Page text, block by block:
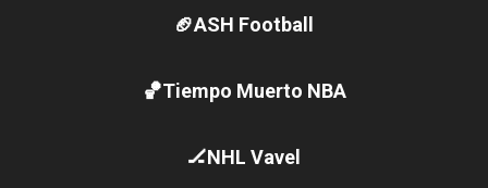
EFA y AFLE 2026 - Regular season
Grandes éxitos por fin para Chelsea Green, Chad
🏈ASH Football
🏀Tiempo Muerto NBA
🏒NHL Vavel